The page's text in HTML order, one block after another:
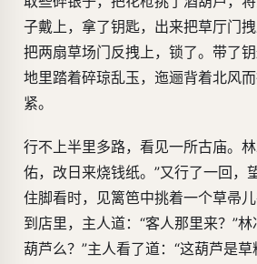
子戴上，拿了钥匙，出来把草厅门拽
把两扇草场门反拽上，锁了。带了
地里踏着碎琼乱玉，迤逦背着北风
紧。
行不上半里多路，看见一所古庙。
佑，改日来烧钱纸。”又行了一回，
住脚看时，见篱笆中挑着一个草帚
到店里，主人道：“客人那里来？”
葫芦么？”主人看了道：“这葫芦是